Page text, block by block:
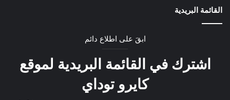
القائمة البريدية
ابقَ على اطلاع دائم
اشترك في القائمة البريدية لموقع
كايرو توداي